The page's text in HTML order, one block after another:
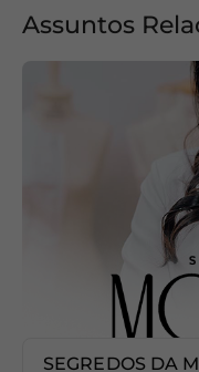
Assuntos
SEGREDOS DA